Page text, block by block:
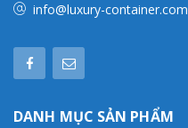
info@luxury-container.com
DANH MỤC SẢN PHẨM